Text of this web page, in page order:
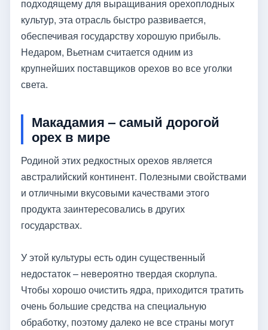
подходящему для выращивания орехоплодных
культур, эта отрасль быстро развивается,
обеспечивая государству хорошую прибыль.
Недаром, Вьетнам считается одним из
крупнейших поставщиков орехов во все уголки
света.
Макадамия – самый дорогой
орех в мире
Родиной этих редкостных орехов является
австралийский континент. Полезными свойствами
и отличными вкусовыми качествами этого
продукта заинтересовались в других
государствах.
У этой культуры есть один существенный
недостаток – невероятно твердая скорлупа.
Чтобы хорошо очистить ядра, приходится тратить
очень большие средства на специальную
обработку, поэтому далеко не все страны могут